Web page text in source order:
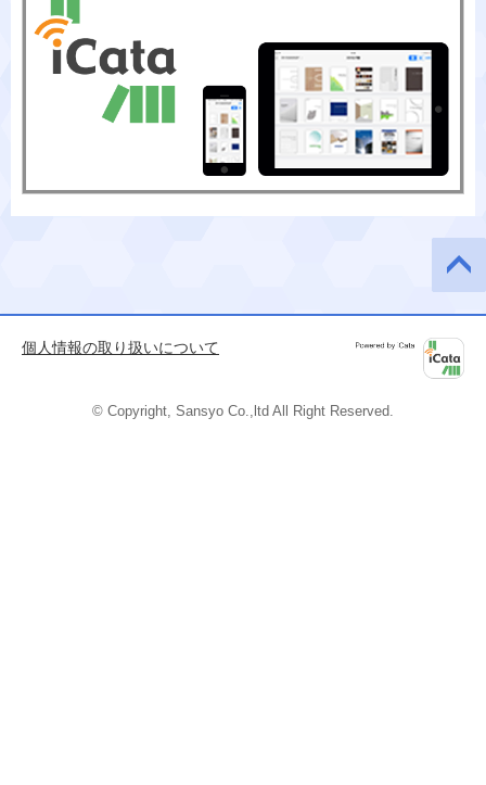
ージの
先頭へ
個人情報の取り扱いについて
© Copyright, Sansyo Co.,ltd All Right Reserved.
iCata